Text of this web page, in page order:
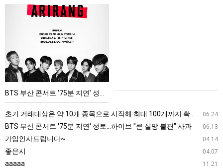
서
트
'75
분
연'
성
토…
BTS 부산 콘서트 '75분 지연' 성토…하이브 "큰 실망·불편" 사과
06.24
초기 거래대상은 약 10개 종목으로 시작해 최대 100개까지 확대할 방침이다. 구체적인 거래 대상 ETF는 아직 확정되지 않았지만, 시장 대표성이나 거래량을 고려해 선정할 계획이다.
06.13
BTS 부산 콘서트 '75분 지연' 성토…하이브 "큰 실망·불편" 사과
04.14
가입인사드립니다~
04.07
좋은시
11.21
aaaaa